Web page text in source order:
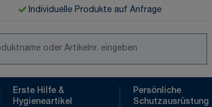
Individuelle Produkte auf Anfrage
Erste Hilfe &
Hygieneartikel
Persönliche
Schutzausrüstung